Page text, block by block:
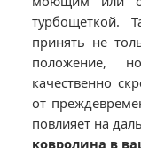
турбощеткой.
принять не
положение,
качественно
от
повлияет на
ковролина в